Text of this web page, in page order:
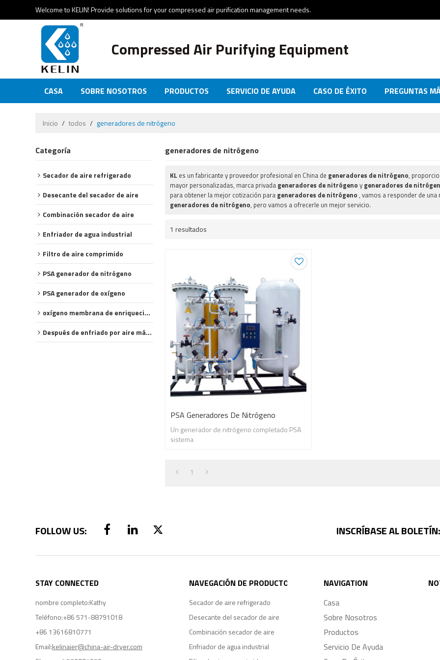
Welcome to KELIN! Provide solutions for your compressed air purification management needs.
Compressed Air Purifying Equipment
CASA SOBRE NOSOTROS PRODUCTOS SERVICIO DE AYUDA CASO DE ÉXITO PREGUNTAS
Inicio / todos / generadores de nitrógeno
Categoría
Secador de aire refrigerado
Desecante del secador de aire
Combinación secador de aire
Enfriador de agua industrial
Filtro de aire comprimido
PSA generador de nitrógeno
PSA generador de oxígeno
oxígeno membrana de enriquecimiento
Después de enfriado por aire más frío
generadores de nitrógeno
KL es un fabricante y proveedor profesional en China de generadores de nitrógeno,
mayor personalizadas, marca privada generadores de nitrógeno y generadores de
para obtener la mejor cotización para generadores de nitrógeno , vamos a responder de
generadores de nitrógeno, pero vamos a ofrecerle un mejor servicio.
1 resultados
PSA Generadores De Nitrógeno
Un generador de nitrógeno completado PSA
sistema
1
INSCRÍBASE AL BOLETÍN:
STAY CONNECTED
nombre completo:Kathy
Teléfono:+86 571-88791018
+86 13616810771
Email:kelinaier@china-air-dryer.com
NAVEGACIÓN DE PRODUCTO
Secador de aire refrigerado
Desecante del secador de aire
Combinación secador de aire
Enfriador de agua industrial
NAVIGATION
Casa
Sobre Nosotros
Productos
Servicio De Ayuda